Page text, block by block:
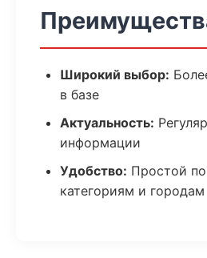
Широкий выбор:
в базе
Актуальность:
информации
Удобство: Простой
категориям и городам